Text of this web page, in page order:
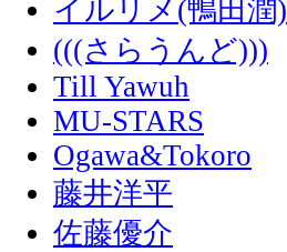
イルリメ(鴨田潤)
(((さらうんど)))
Till Yawuh
MU-STARS
Ogawa&Tokoro
藤井洋平
佐藤優介